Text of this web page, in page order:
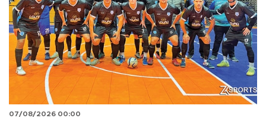
07/08/2026 00:00